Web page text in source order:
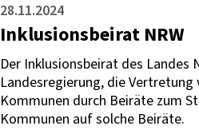
28.11.2024
Inklusionsbeirat NRW
Der Inklusionsbeirat des Landes
Landesregierung, die
Kommunen durch Beiräte zum
Kommunen auf solche Beiräte.